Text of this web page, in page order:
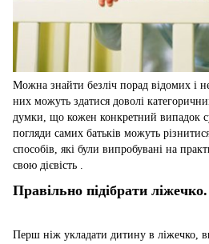
Можна знайти безліч порад відомих і
них можуть здатися доволі
думки, що кожен конкретний випадок
погляди самих батьків можуть
способів, які були випробувані на
свою дієвість .
Правільно підібрати ліжечко.
Перш ніж укладати дитину в ліжечко,